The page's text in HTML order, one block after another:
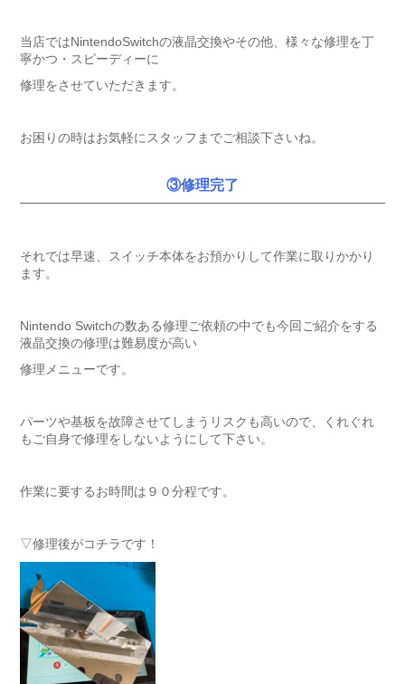
当店ではNintendoSwitchの液晶交換やその他、様々な修理を丁
寧かつ・スピーディーに
修理をさせていただきます。
お困りの時はお気軽にスタッフまでご相談下さいね。
③修理完了
それでは早速、スイッチ本体をお預かりして作業に取りかかり
ます。
Nintendo Switchの数ある修理ご依頼の中でも今回ご紹介をする
液晶交換の修理は難易度が高い
修理メニューです。
パーツや基板を故障させてしまうリスクも高いので、くれぐれ
もご自身で修理をしないようにして下さい。
作業に要するお時間は９０分程です。
▽修理後がコチラです！